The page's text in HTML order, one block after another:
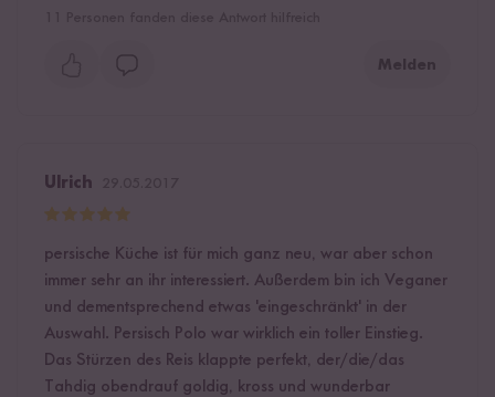
Melden
Ulrich
persische Küche ist für mich ganz neu, war aber schon
immer sehr an ihr interessiert. Außerdem bin ich Veganer
und dementsprechend etwas 'eingeschränkt' in der
Auswahl. Persisch Polo war wirklich ein toller Einstieg.
Das Stürzen des Reis klappte perfekt, der/die/das
Tahdig obendrauf goldig, kross und wunderbar